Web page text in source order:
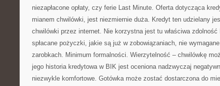
niezapłacone opłaty, czy ferie Last Minute. Oferta dotycząca
mianem chwilówki, jest niezmiernie duża. Kredyt ten udzielany
chwilówki przez internet. Nie korzystna jest tu właściwa zdolność
spłacane pożyczki, jakie są już w zobowiązaniach, nie
zarobkach. Minimum formalności. Wierzytelność – chwilówkę
jego historia kredytowa w BIK jest oceniona nadzwyczaj
niezwykle komfortowe. Gotówka może zostać dostarczona do